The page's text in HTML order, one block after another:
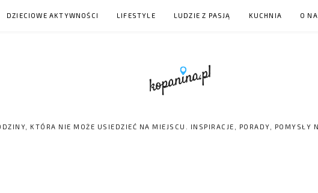
DZIECIOWE AKTYWNOŚCI LIFESTYLE LUDZIE Z PASJĄ KUCHNIA O
KTÓRA NIE MOŻE USIEDZIEĆ NA MIEJSCU. INSPIRACJE, PORADY,